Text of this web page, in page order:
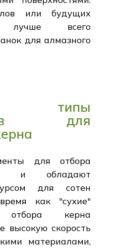
или будущих
лучше всего
для алмазного
типы
для
для отбора
и обладают
для сотен
как "сухие"
керна
высокую скорость
материалами,